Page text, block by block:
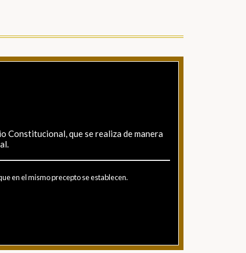
Constitucional, que se realiza de manera
en el mismo precepto se establecen.